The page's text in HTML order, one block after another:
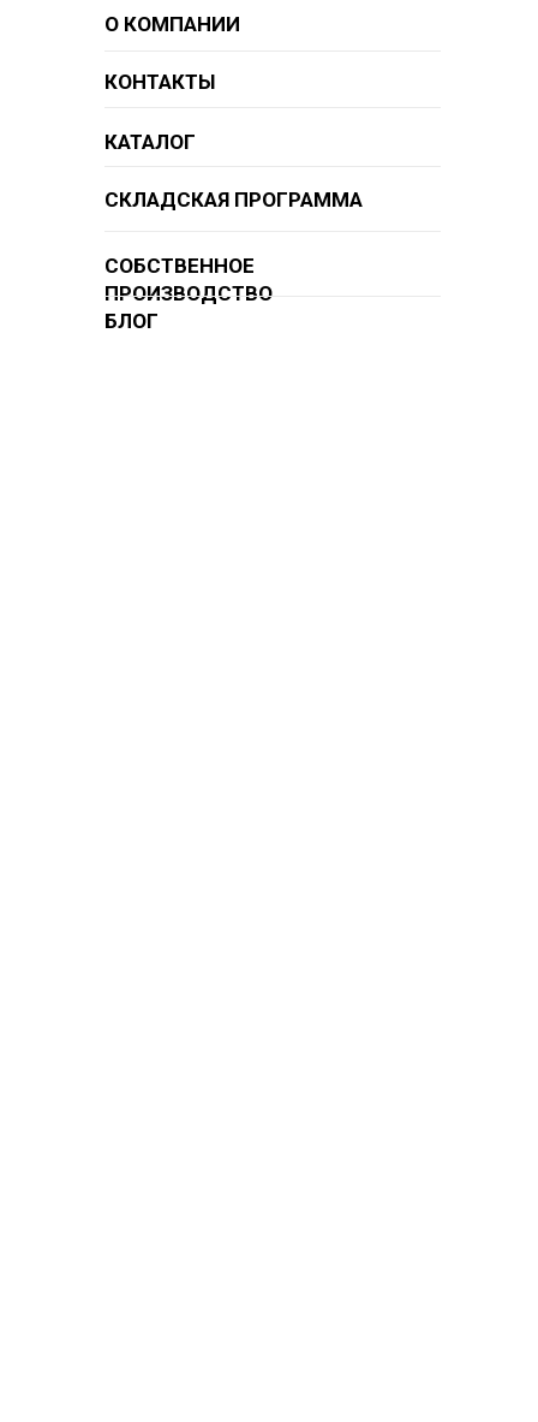
О КОМПАНИИ
СКЛАДСКАЯ ПРОГРАММА
СОБСТВЕННОЕ
ПРОИЗВОДСТВО
КАТАЛОГ
БЛОГ
КОНТАКТЫ